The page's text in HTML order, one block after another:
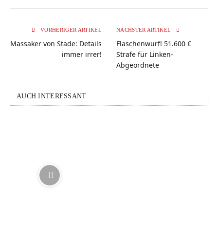
VORHERIGER ARTIKEL
Massaker von Stade: Details
immer irrer!
NÄCHSTER ARTIKEL
Flaschenwurf! 51.600 €
Strafe für Linken-
Abgeordnete
AUCH INTERESSANT